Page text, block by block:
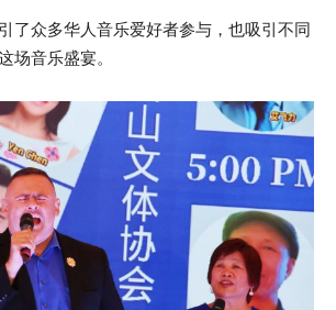
了众多华人音乐爱好者参与，也吸引不同
场音乐盛宴。